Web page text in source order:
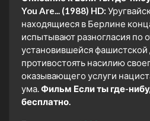
You Are... (1988) HD:
находящиеся в Берлине
испытывают разногласия по
установившейся фашистской
противостоять насилию
оказывающего услуги
ума.Фильм Если ты где-
бесплатно.